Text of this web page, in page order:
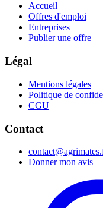
Accueil
Offres d'emploi
Entreprises
Publier une offre
Légal
Mentions légales
Politique de
CGU
Contact
Donner mon avis